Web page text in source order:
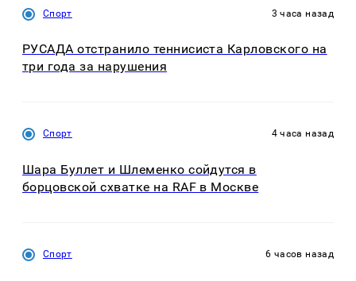
Спорт 3 часа назад
РУСАДА отстранило теннисиста Карловского на
три года за нарушения
Спорт 4 часа назад
Шара Буллет и Шлеменко сойдутся в
борцовской схватке на RAF в Москве
Спорт 6 часов назад